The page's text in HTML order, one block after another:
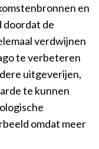
en
doordat de
verdwijnen
te verbeteren
uitgeverijen,
te kunnen
omdat meer